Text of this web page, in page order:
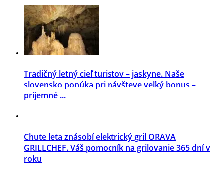
Tradičný letný cieľ turistov – jaskyne. Naše
slovensko ponúka pri návšteve veľký bonus –
príjemné ...
Chute leta znásobí elektrický gril ORAVA
GRILLCHEF. Váš pomocník na grilovanie 365 dní v
roku